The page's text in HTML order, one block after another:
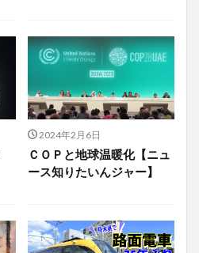
2024年2月6日
ＣＯＰと地球温暖化【ニュ
ース知りたいんジャー】